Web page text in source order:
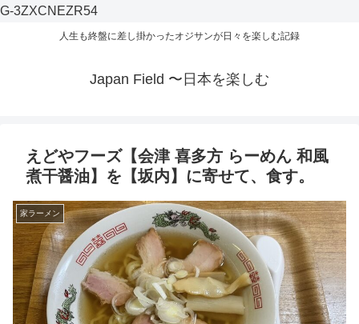
G-3ZXCNEZR54
人生も終盤に差し掛かったオジサンが日々を楽しむ記録
Japan Field 〜日本を楽しむ
えどやフーズ【会津 喜多方 らーめん 和風
煮干醤油】を【坂内】に寄せて、食す。
家ラーメン